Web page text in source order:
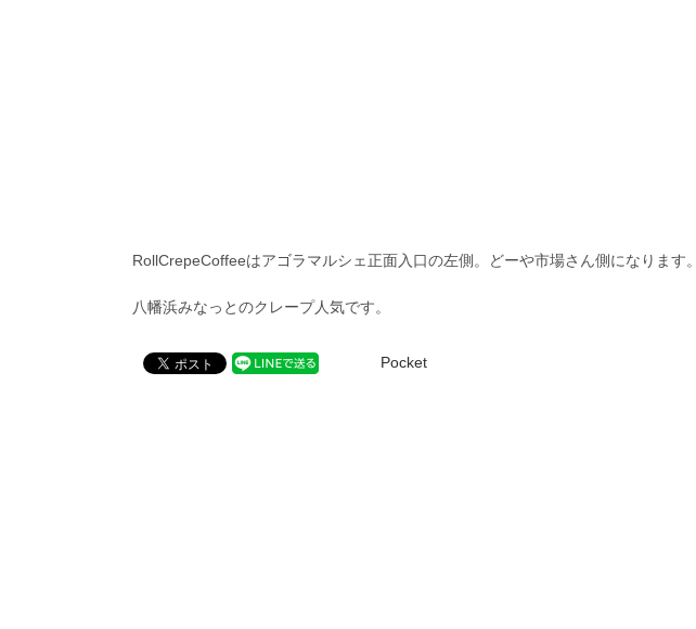
RollCrepeCoffeeはアゴラマルシェ正面入口の左側。どーや市場さん側になります。
八幡浜みなっとのクレープ人気です。
Pocket